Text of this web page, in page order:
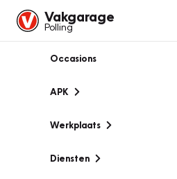
Vakgarage
Polling
Occasions
APK
Werkplaats
Diensten